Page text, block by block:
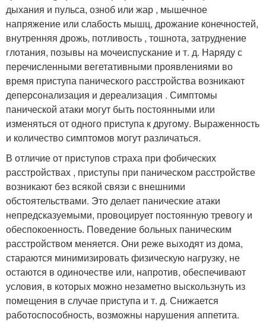
дыхания и пульса, озноб или жар , мышечное
напряжение или слабость мышц, дрожание конечностей,
внутренняя дрожь, потливость , тошнота, затруднение
глотания, позывы на мочеиспускание и т. д. Наряду с
перечисленными вегетативными проявлениями во
время приступа панического расстройства возникают
деперсонализация и дереализация . Симптомы
панической атаки могут быть постоянными или
изменяться от одного приступа к другому. Выраженность
и количество симптомов могут различаться.
В отличие от приступов страха при фобических
расстройствах , приступы при паническом расстройстве
возникают без всякой связи с внешними
обстоятельствами. Это делает панические атаки
непредсказуемыми, провоцирует постоянную тревогу и
обеспокоенность. Поведение больных паническим
расстройством меняется. Они реже выходят из дома,
стараются минимизировать физическую нагрузку, не
остаются в одиночестве или, напротив, обеспечивают
условия, в которых можно незаметно выскользнуть из
помещения в случае приступа и т. д. Снижается
работоспособность, возможны нарушения аппетита.